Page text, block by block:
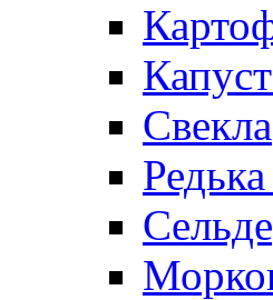
Свекла